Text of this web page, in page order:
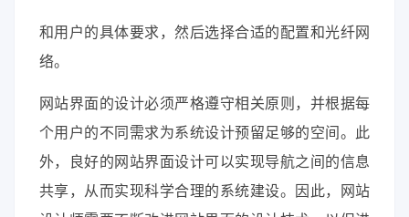
和用户的具体要求，然后选择合适的配置和光纤网
络。
网站界面的设计必须严格遵守相关原则，并根据每
个用户的不同需求为系统设计预留足够的空间。此
外，良好的网站界面设计可以实现导航之间的信息
共享，从而实现科学合理的系统建设。因此，网站